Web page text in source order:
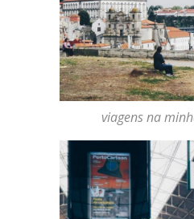
viagens na